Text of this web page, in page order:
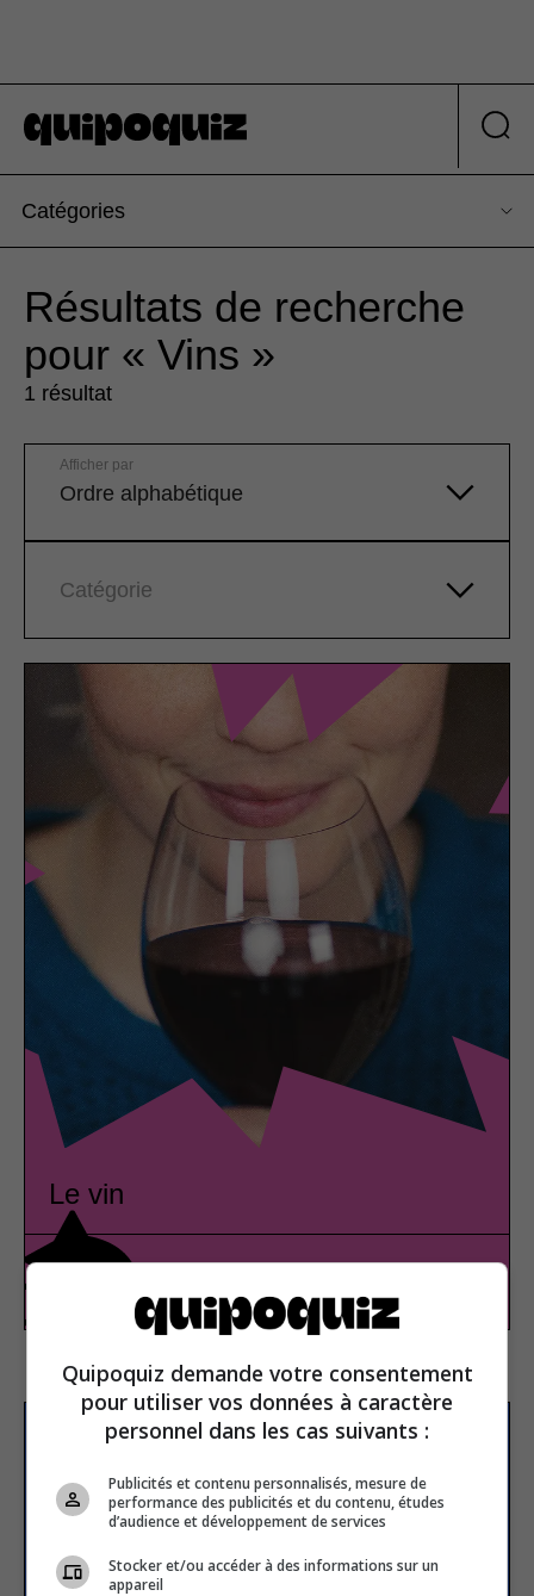
Catégories
Résultats de recherche
pour « Vins »
1 résultat
Ordre alphabétique
Afficher par
Catégorie
Le vin
S’inscrire à la newsletter
Quipoquiz demande votre consentement
pour utiliser vos données à caractère
personnel dans les cas suivants :
Publicités et contenu personnalisés, mesure de
performance des publicités et du contenu, études
d’audience et développement de services
Stocker et/ou accéder à des informations sur un
appareil